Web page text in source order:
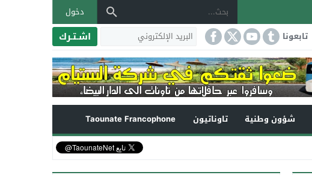
دخول
تابعونا اشـتـرك
شؤون وطنية تاوناتيون
Taounate Francophone